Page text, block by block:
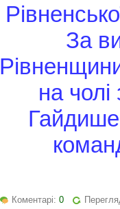
За
на
Коментарі: 0